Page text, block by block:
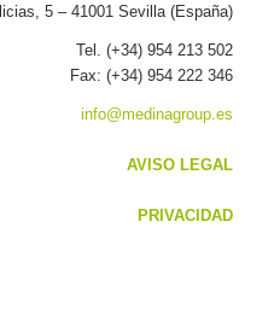
5 – 41001 Sevilla (España)
Tel. (+34) 954 213 502
Fax: (+34) 954 222 346
info@medinagroup.es
AVISO LEGAL
PRIVACIDAD